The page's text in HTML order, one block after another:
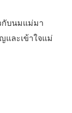
กับนมแม่มา
และเข้าใจแม่